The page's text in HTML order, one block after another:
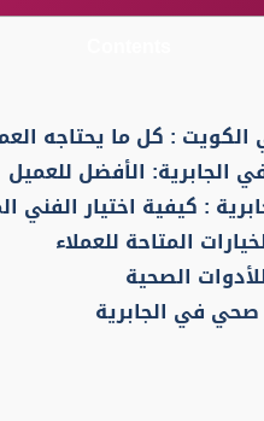
الكويت : كل ما يحتاجه
الجابرية: الأفضل للعميل
: كيفية اختيار الفني
المتاحة للعملاء
الصحية
في الجابرية